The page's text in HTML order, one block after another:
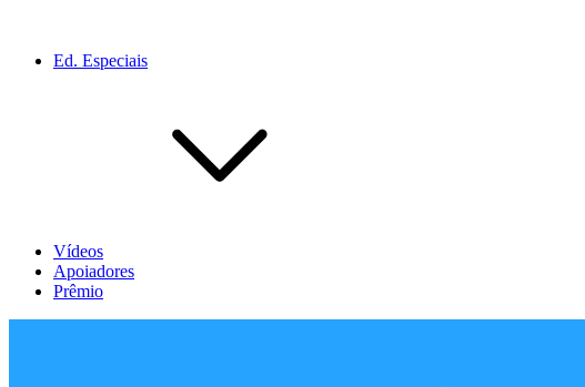
Ed. Especiais
Vídeos
Apoiadores
Prêmio